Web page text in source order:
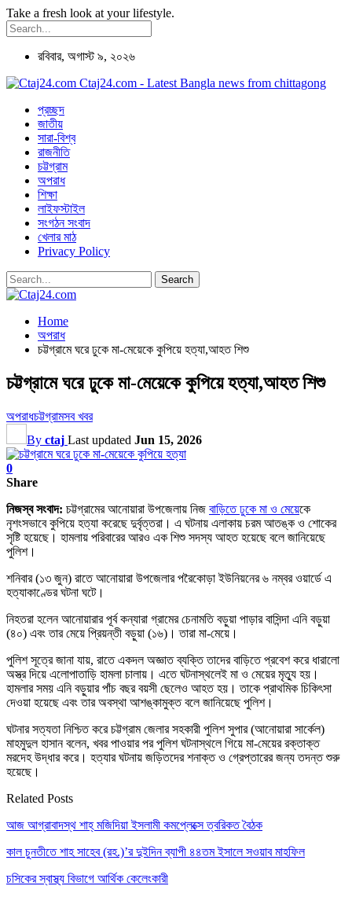
Take a fresh look at your lifestyle.
রবিবার, অগাস্ট ৯, ২০২৬
Ctaj24.com - Latest Bangla news from chittagong
প্রচ্ছদ
জাতীয়
সারা-বিশ্ব
রাজনীতি
চট্টগ্রাম
অপরাধ
শিক্ষা
লাইফস্টাইল
সংগঠন সংবাদ
খেলার মাঠ
Privacy Policy
Home
অপরাধ
চট্টগ্রামে ঘরে ঢুকে মা-মেয়েকে কুপিয়ে হত্যা,আহত শিশু
চট্টগ্রামে ঘরে ঢুকে মা-মেয়েকে কুপিয়ে হত্যা,আহত শিশু
অপরাধচট্টগ্রামসব খবর
By ctaj Last updated Jun 15, 2026
0
Share
নিজস্ব সংবাদ: চট্টগ্রামের আনোয়ারা উপজেলায় নিজ বাড়িতে ঢুকে মা ও মেয়েকে
নৃশংসভাবে কুপিয়ে হত্যা করেছে দুর্বৃত্তরা। এ ঘটনায় এলাকায় চরম আতঙ্ক ও শোকের
সৃষ্টি হয়েছে। হামলায় পরিবারের আরও এক শিশু সদস্য আহত হয়েছে বলে জানিয়েছে
পুলিশ।
শনিবার (১৩ জুন) রাতে আনোয়ারা উপজেলার পরৈকোড়া ইউনিয়নের ৬ নম্বর ওয়ার্ডে এ
হত্যাকাণ্ডের ঘটনা ঘটে।
নিহতরা হলেন আনোয়ারার পূর্ব কন্যারা গ্রামের চেনামতি বড়ুয়া পাড়ার বাসিন্দা এনি বড়ুয়া
(৪০) এবং তার মেয়ে প্রিয়ন্তী বড়ুয়া (১৬)। তারা মা-মেয়ে।
পুলিশ সূত্রে জানা যায়, রাতে একদল অজ্ঞাত ব্যক্তি তাদের বাড়িতে প্রবেশ করে ধারালো
অস্ত্র দিয়ে এলোপাতাড়ি হামলা চালায়। এতে ঘটনাস্থলেই মা ও মেয়ের মৃত্যু হয়।
হামলার সময় এনি বড়ুয়ার পাঁচ বছর বয়সী ছেলেও আহত হয়। তাকে প্রাথমিক চিকিৎসা
দেওয়া হয়েছে এবং তার অবস্থা আশঙ্কামুক্ত বলে জানিয়েছে পুলিশ।
ঘটনার সত্যতা নিশ্চিত করে চট্টগ্রাম জেলার সহকারী পুলিশ সুপার (আনোয়ারা সার্কেল)
মাহমুদুল হাসান বলেন, খবর পাওয়ার পর পুলিশ ঘটনাস্থলে গিয়ে মা-মেয়ের রক্তাক্ত
মরদেহ উদ্ধার করে। হত্যার ঘটনায় জড়িতদের শনাক্ত ও গ্রেপ্তারের জন্য তদন্ত শুরু
হয়েছে।
Related Posts
আজ আগ্রাবাদস্থ শাহ্ মজিদিয়া ইসলামী কমপ্লেক্সে ত্বরিকত বৈঠক
কাল চুনতীতে শাহ সাহেব (রহ.)’র দুইদিন ব্যাপী ৪৪তম ইসালে সওয়াব মাহফিল
চসিকের স্বাস্থ্য বিভাগে আর্থিক কেলেংকারী